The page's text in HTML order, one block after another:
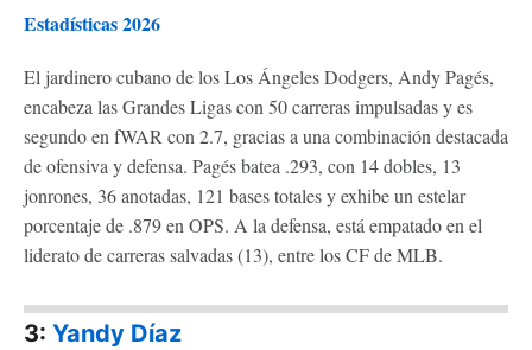
Estadísticas 2026
El jardinero cubano de los Los Ángeles Dodgers, Andy Pagés,
encabeza las Grandes Ligas con 50 carreras impulsadas y es
segundo en fWAR con 2.7, gracias a una combinación destacada
de ofensiva y defensa. Pagés batea .293, con 14 dobles, 13
jonrones, 36 anotadas, 121 bases totales y exhibe un estelar
porcentaje de .879 en OPS. A la defensa, está empatado en el
liderato de carreras salvadas (13), entre los CF de MLB.
3: Yandy Díaz